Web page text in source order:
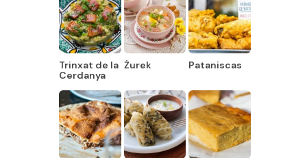
Trinxat de la
Cerdanya
Żurek Pataniscas